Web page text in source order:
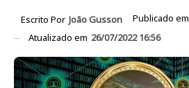
Escrito Por João Gusson Publicado em
Atualizado em 26/07/2022 16:56